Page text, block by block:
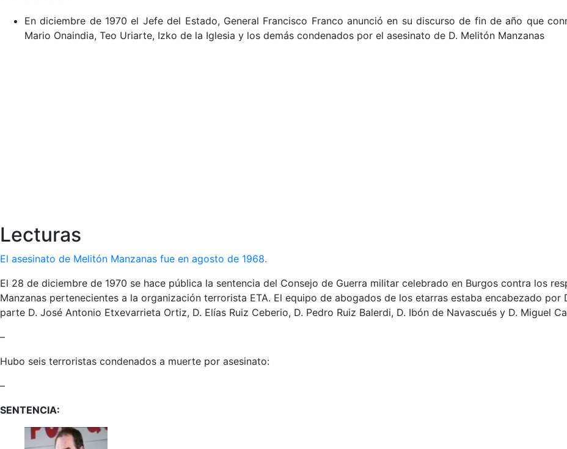
En diciembre de 1970 el Jefe del Estado, General Francisco Franco anunció en su discurso de fin de año que
Mario Onaindia, Teo Uriarte, Izko de la Iglesia y los demás condenados por el asesinato de D. Melitón Manzanas
Lecturas
El asesinato de Melitón Manzanas fue en agosto de 1968.
El 28 de diciembre de 1970 se hace pública la sentencia del Consejo de Guerra militar celebrado en Burgos contra los
Manzanas pertenecientes a la organización terrorista ETA. El equipo de abogados de los etarras estaba encabezado por
parte D. José Antonio Etxevarrieta Ortiz, D. Elías Ruiz Ceberio, D. Pedro Ruiz Balerdi, D. Ibón de Navascués y D. Miguel
–
Hubo seis terroristas condenados a muerte por asesinato:
–
SENTENCIA: